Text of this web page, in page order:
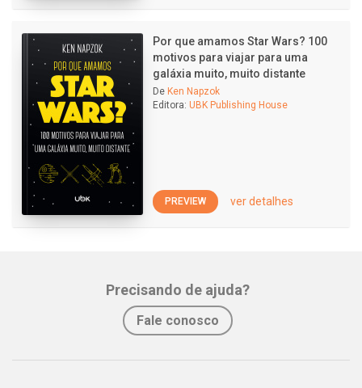
Por que amamos Star Wars? 100
motivos para viajar para uma
galáxia muito, muito distante
De Ken Napzok
Editora: UBK Publishing House
PREVIEW ver detalhes
Precisando de ajuda?
Fale conosco